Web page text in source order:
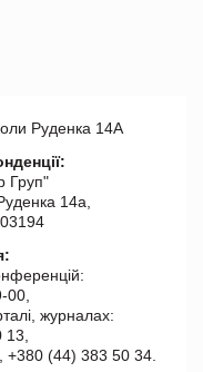
Руденка 14А
Груп"
14а,
00,
журналах:
+380 (44) 383 50 34.